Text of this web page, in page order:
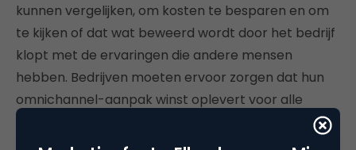
kunnen vergelijken, om kosten te besparen en om
te kijken of dat wat beweerd wordt door het bedrijf
klopt met de ervaringen die andere mensen
hebben. Bedrijven moeten ervoor zorgen dat hun
omnichannel-aanpak winst oplevert voor alle